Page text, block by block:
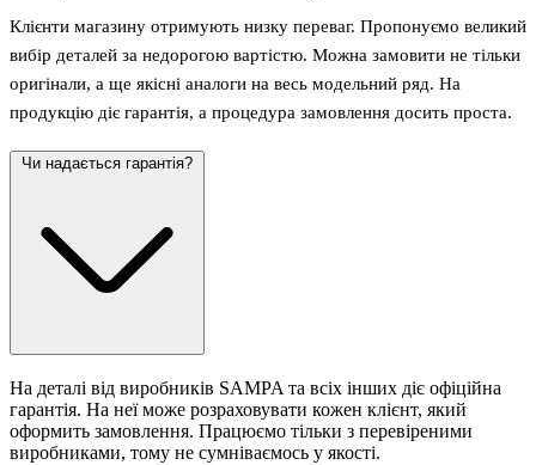
Клієнти магазину отримують низку переваг. Пропонуємо великий
вибір деталей за недорогою вартістю. Можна замовити не тільки
оригінали, а ще якісні аналоги на весь модельний ряд. На
продукцію діє гарантія, а процедура замовлення досить проста.
Чи надається гарантія?
На деталі від виробників SAMPA та всіх інших діє офіційна
гарантія. На неї може розраховувати кожен клієнт, який
оформить замовлення. Працюємо тільки з перевіреними
виробниками, тому не сумніваємось у якості.